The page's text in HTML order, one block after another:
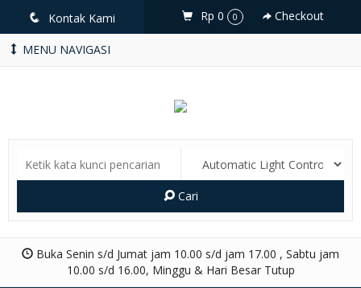
q Kontak Kami Rp 0 0 Checkout
MENU NAVIGASI
Cari
Buka Senin s/d Jumat jam 10.00 s/d jam 17.00 , Sabtu jam
10.00 s/d 16.00, Minggu & Hari Besar Tutup